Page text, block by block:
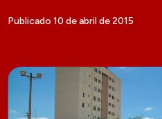
Publicado 10 de abril de 2015